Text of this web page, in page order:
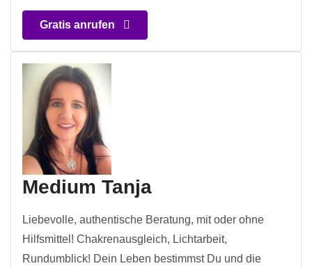
Gratis anrufen
Medium Tanja
Liebevolle, authentische Beratung, mit oder ohne
Hilfsmittel! Chakrenausgleich, Lichtarbeit,
Rundumblick! Dein Leben bestimmst Du und die